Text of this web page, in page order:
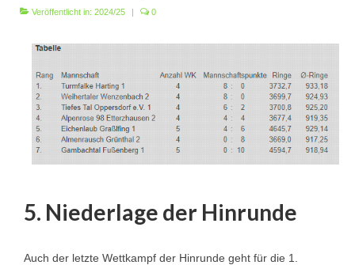
Vereinschronik
Die Geschichte unserer Kapelle
Jugendarbeit
Ergebnisse
1. Mannschaft Luftgewehr
3. Mannschaft Luftgewehr
Veröffentlicht in: 2024/25 0
5. Niederlage der Hinrunde
Auch der letzte Wettkampf der Hinrunde geht für die 1.